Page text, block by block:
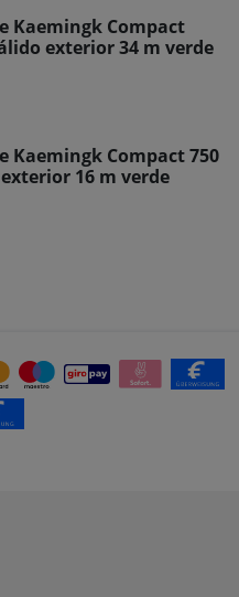
Kaemingk Compact
exterior 34 m verde
Kaemingk Compact 750
16 m verde